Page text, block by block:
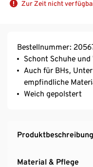
Zur Zeit nicht
Bestellnummer:
Schont Schuhe und
Auch für BHs,
empfindliche
Weich gepolstert
Produktbeschreibung
Material & Pflege